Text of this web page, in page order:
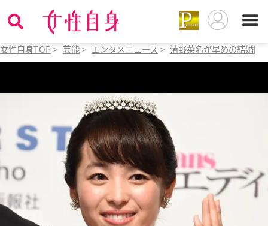
女性自身TOP > 芸能 > エンタメニュース > 清野菜名が早めの結婚願